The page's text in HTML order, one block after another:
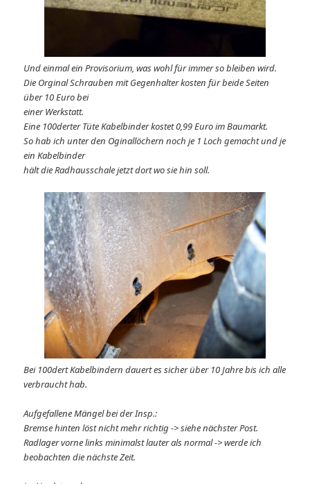
Und einmal ein Provisorium, was wohl für immer so bleiben wird.
Die Orginal Schrauben mit Gegenhalter kosten für beide Seiten
über 10 Euro bei
einer Werkstatt.
Eine 100derter Tüte Kabelbinder kostet 0,99 Euro im Baumarkt.
So hab ich unter den Oginallöchern noch je 1 Loch gemacht und je
ein Kabelbinder
hält die Radhausschale jetzt dort wo sie hin soll.
Bei 100dert Kabelbindern dauert es sicher über 10 Jahre bis ich alle
verbraucht hab.
Aufgefallene Mängel bei der Insp.:
Bremse hinten löst nicht mehr richtig -> siehe nächster Post.
Radlager vorne links minimalst lauter als normal -> werde ich
beobachten die nächste Zeit.